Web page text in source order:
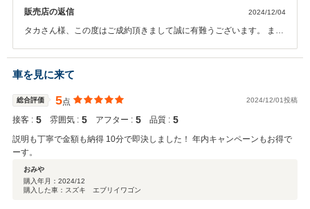
販売店の返信 2024/12/04
タカさん様、この度はご成約頂きまして誠に有難うございます。 ま
望に沿うお車が見つかり、弊社スタッフ一同も嬉しい限りで御座いま
す。今後も末長いお付き合いを頂ければ幸いです。 この度は誠に有難
うございました。カーバンクライトスタッフ一同
車を見に来て
総合評価 5点 2024/12/01投稿
接客 : 5 雰囲気 : 5 アフター : 5 品質 : 5
説明も丁寧で金額も納得 10分で即決しました！ 年内キャンペーンもお得で
ーす。
おみや
購入年月： 2024/12
購入した車：スズキ エブリイワゴン